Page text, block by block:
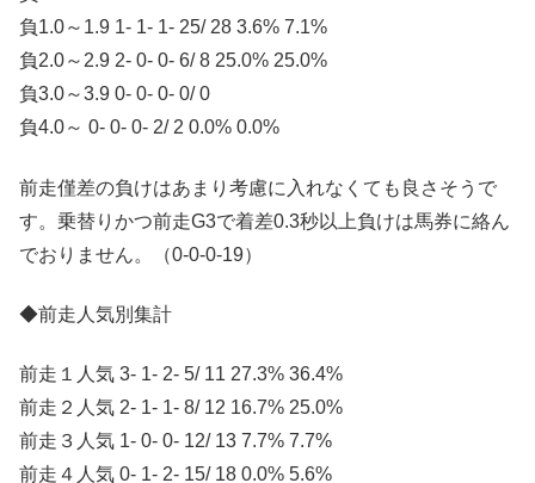
負1.0～1.9 1- 1- 1- 25/ 28 3.6% 7.1%
負2.0～2.9 2- 0- 0- 6/ 8 25.0% 25.0%
負3.0～3.9 0- 0- 0- 0/ 0
負4.0～ 0- 0- 0- 2/ 2 0.0% 0.0%
前走僅差の負けはあまり考慮に入れなくても良さそうで
す。乗替りかつ前走G3で着差0.3秒以上負けは馬券に絡ん
でおりません。（0-0-0-19）
◆前走人気別集計
前走１人気 3- 1- 2- 5/ 11 27.3% 36.4%
前走２人気 2- 1- 1- 8/ 12 16.7% 25.0%
前走３人気 1- 0- 0- 12/ 13 7.7% 7.7%
前走４人気 0- 1- 2- 15/ 18 0.0% 5.6%